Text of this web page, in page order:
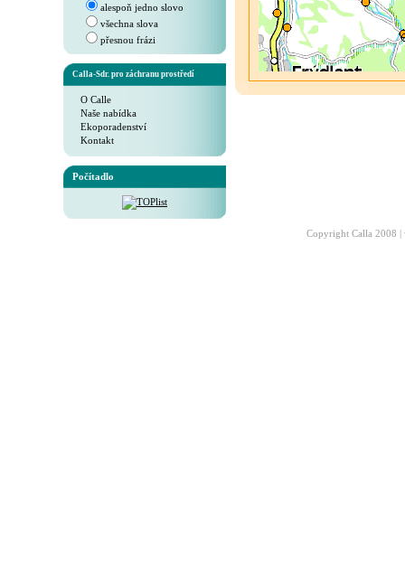
alespoň jedno slovo
všechna slova
přesnou frázi
Calla-Sdr. pro záchranu prostředí
O Calle
Naše nabídka
Ekoporadenství
Kontakt
Počítadlo
Copyright Calla 2008 |